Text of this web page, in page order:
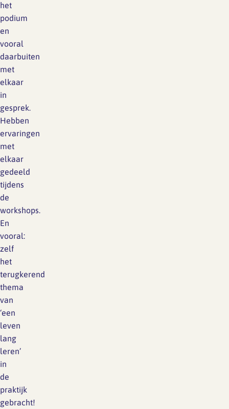
het
podium
en
vooral
daarbuiten
met
elkaar
in
gesprek.
Hebben
ervaringen
met
elkaar
gedeeld
tijdens
de
workshops.
En
vooral:
zelf
het
terugkerend
thema
van
‘een
leven
lang
leren’
in
de
praktijk
gebracht!